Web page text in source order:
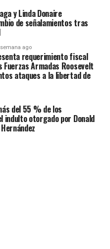
y Linda Donaire
de señalamientos tras
ago
requerimiento fiscal
Armadas Roosevelt
ataques a la libertad de
del 55 % de los
indulto otorgado por Donald